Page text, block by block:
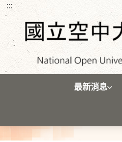
跳到主要內容區塊
:::
最新消息